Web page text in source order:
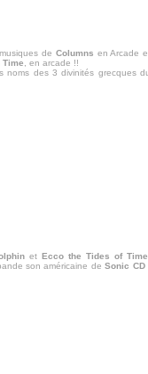
de Columns en Arcade
Time , en arcade !!
noms des 3 divinités grecques
et Ecco the Tides of Time
son américaine deSonic CD